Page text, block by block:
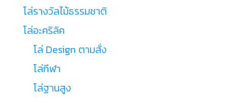
โล่รางวัลไม้ธรรมชาติ
โล่อะคริลิค
โล่ Design ตามสั่ง
โล่กีฬา
โล่ฐานสูง